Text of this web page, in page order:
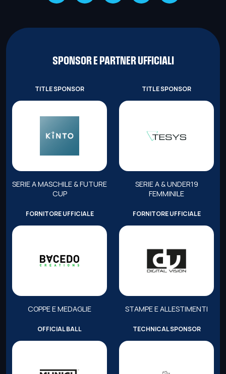
SPONSOR E PARTNER UFFICIALI
TITLE SPONSOR
SERIE A MASCHILE & FUTURE
CUP
TITLE SPONSOR
SERIE A & UNDER19
FEMMINILE
FORNITORE UFFICIALE
COPPE E MEDAGLIE
FORNITORE UFFICIALE
STAMPE E ALLESTIMENTI
OFFICIAL BALL TECHNICAL SPONSOR